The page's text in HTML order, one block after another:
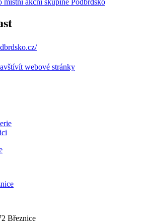
místní akční skupině Podbrdsko
webové stránky
Březnice